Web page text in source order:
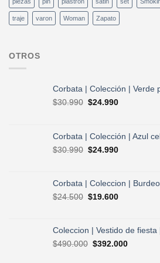
traje varon Woman Zapato
OTROS
Corbata | Colección | Verde
$30.990 El
era:
$24.990El
es:
$24.990.
Corbata | Colección | Azul
$30.990 El
era:
$30.990.
$24.990El
es:
Corbata | Coleccion |
$24.500 El
era:
$24.500.
$19.600El
es:
Coleccion | Vestido de
$490.000 El
$392.000El